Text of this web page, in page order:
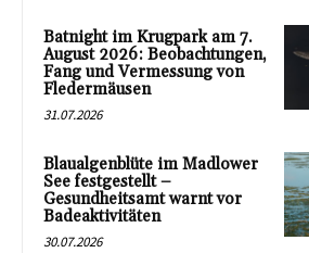
Batnight im Krugpark am 7.
August 2026: Beobachtungen,
Fang und Vermessung von
Fledermäusen
31.07.2026
Blaualgenblüte im Madlower
See festgestellt –
Gesundheitsamt warnt vor
Badeaktivitäten
30.07.2026